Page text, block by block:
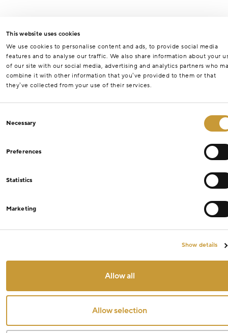
This website uses cookies
We use cookies to personalise content and ads, to provide social media
features and to analyse our traffic. We also share information about your
of our site with our social media, advertising and analytics partners who
combine it with other information that you’ve provided to them or that
they’ve collected from your use of their services.
Selection
Necessary
Preferences
Statistics
Marketing
Show details
Allow all
Allow selection